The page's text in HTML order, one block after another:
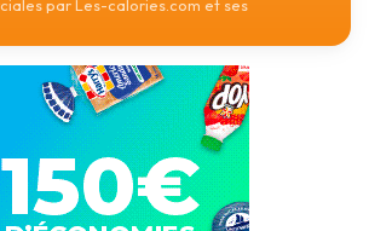
par Les-calories.com et ses